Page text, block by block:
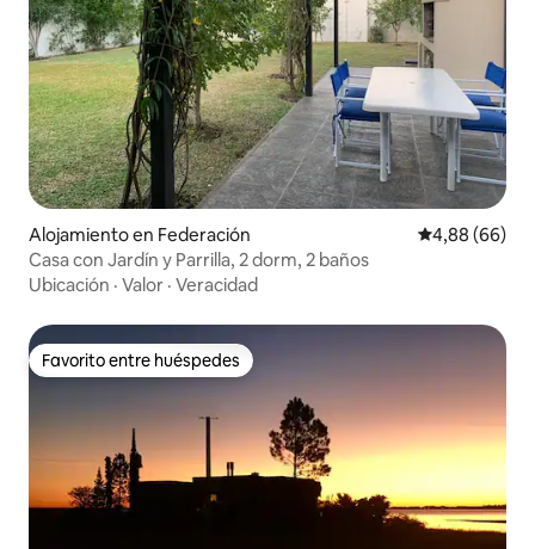
Alojamiento en Federación Calificación
4,88 (66)
Casa con Jardín y Parrilla, 2 dorm, 2 baños
Ubicación · Valor · Veracidad
Favorito entre huéspedes
Favorito entre huéspedes